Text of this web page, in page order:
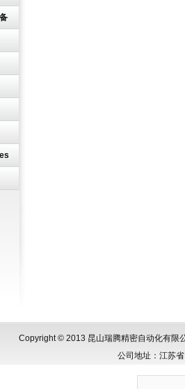
Copyright © 2013 昆山瑞腾精密自动化有限
公司地址：江苏